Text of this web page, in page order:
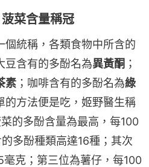
菜含量稱冠
個統稱，各類食物中所含的
豆含有的多酚名為異黃酮 ；
素 ；咖啡含有的多酚名為綠
的方法便是吃，姬野醫生稱
的多酚含量為最高，每100
多酚種類高達16種；其次
克；第三位為薯仔，每100